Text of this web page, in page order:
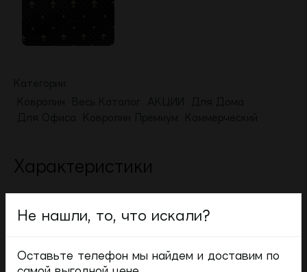
Характеристики
Ширина рулона
Толщина общая 10 мм
Не нашли, то, что искали?
Оставьте телефон мы найдем и доставим по